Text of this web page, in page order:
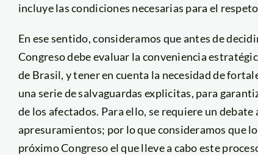
incluye las condiciones necesarias para el
En ese sentido, consideramos que antes de
Congreso debe evaluar la conveniencia
de Brasil, y tener en cuenta la necesidad de
una serie de salvaguardas explicitas, para
de los afectados. Para ello, se requiere un
apresuramientos; por lo que consideramos que
próximo Congreso el que lleve a cabo este